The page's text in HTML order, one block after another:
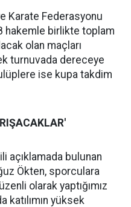
Karate Federasyonu
hakemle birlikte toplam
olan maçları
turnuvada dereceye
ise kupa takdim
açıklamada bulunan
Ökten, sporculara
olarak yaptığımız
katılımın yüksek